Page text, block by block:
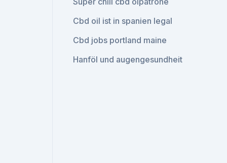
Cbd oil ist in spanien legal
Cbd jobs portland maine
Hanföl und augengesundheit